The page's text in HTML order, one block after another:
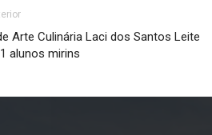
Arte Culinária Laci dos Santos Leite
alunos mirins